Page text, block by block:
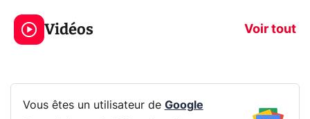
Vidéos Voir tout
319€ ? Voici L'AOC
CQ32G4ZA !
prochaine
Vous êtes un utilisateur de Google